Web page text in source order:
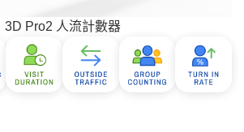
3D Pro2 人流計數器